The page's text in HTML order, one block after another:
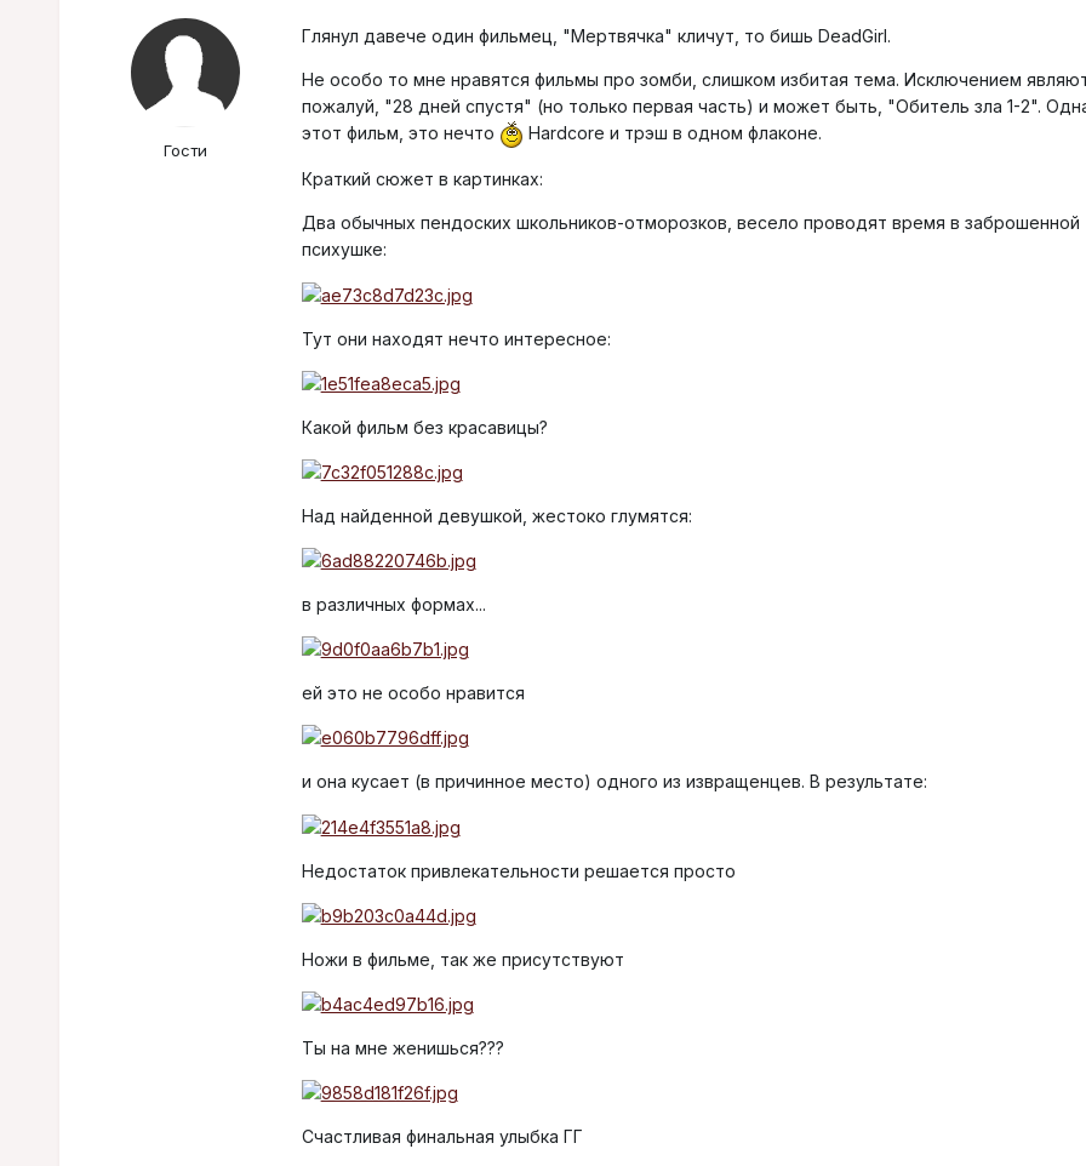
Гости
Глянул давече один фильмец, "Мертвячка" кличут, то бишь DeadGirl.
Не особо то мне нравятся фильмы про зомби, слишком избитая тема. Исключением
пожалуй, "28 дней спустя" (но только первая часть) и может быть, "Обитель зла 1-2".
этот фильм, это нечто
Hardcore и трэш в одном флаконе.
Краткий сюжет в картинках:
Два обычных пендоских школьников-отморозков, весело проводят время в заброшенной
психушке:
Тут они находят нечто интересное:
Какой фильм без красавицы?
Над найденной девушкой, жестоко глумятся:
в различных формах...
ей это не особо нравится
и она кусает (в причинное место) одного из извращенцев. В результате:
Недостаток привлекательности решается просто
Ножи в фильме, так же присутствуют
Ты на мне женишься???
Счастливая финальная улыбка ГГ